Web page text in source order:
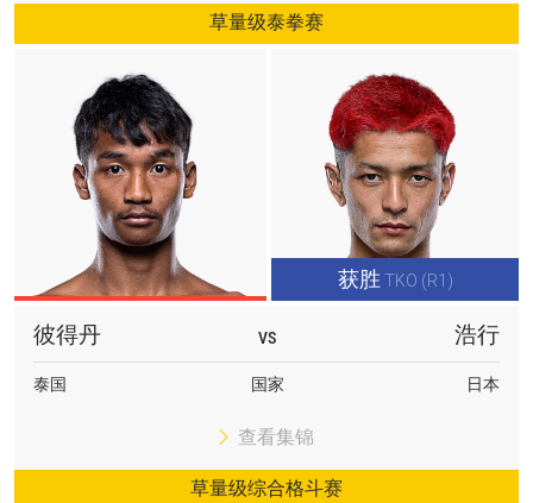
草量级泰拳赛
获胜 TKO (R1)
彼得丹 VS 浩行
泰国 国家 日本
查看集锦
草量级综合格斗赛